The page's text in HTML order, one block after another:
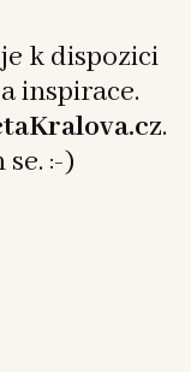
k dispozici
inspirace.
.
:-)